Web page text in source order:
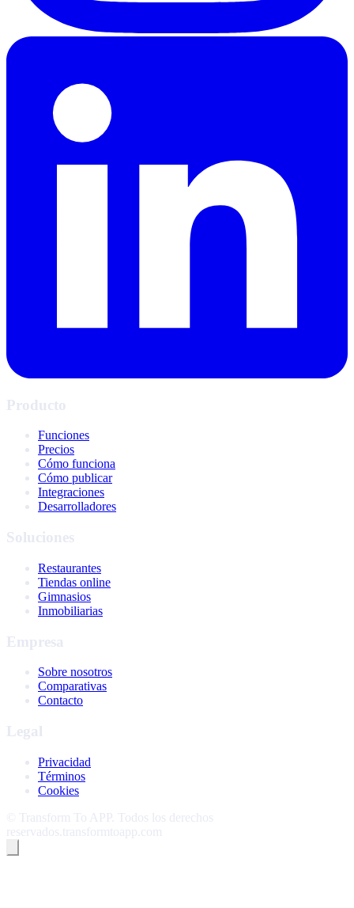
Producto
Funciones
Precios
Cómo funciona
Cómo publicar
Integraciones
Desarrolladores
Soluciones
Restaurantes
Tiendas online
Gimnasios
Inmobiliarias
Empresa
Sobre nosotros
Comparativas
Contacto
Legal
Privacidad
Términos
Cookies
©
Transform To APP .
Todos los derechos
reservados.
transformtoapp.com